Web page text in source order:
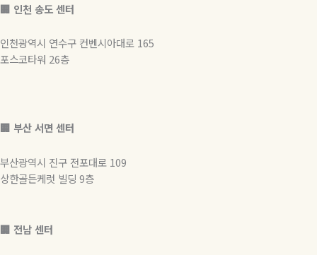
🏢 인천 송도 센터
인천광역시 연수구 컨벤시아대로 165
포스코타워 26층
🏢 부산 서면 센터
부산광역시 진구 전포대로 109
상한골든케럿 빌딩 9층
🏢 전남 센터